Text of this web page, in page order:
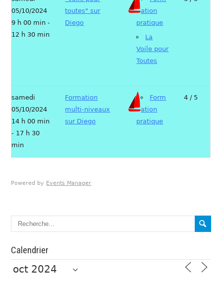
05/10/2024
9 h 00 min -
12 h 30 min
toutes" sur
Diego
ation
pratique
La
Voile pour
Toutes
samedi
05/10/2024
14 h 00 min
- 17 h 30
min
Formation
multi-niveaux
sur Diego
Form
ation
pratique
4 / 5
Powered by Events Manager
Calendrier